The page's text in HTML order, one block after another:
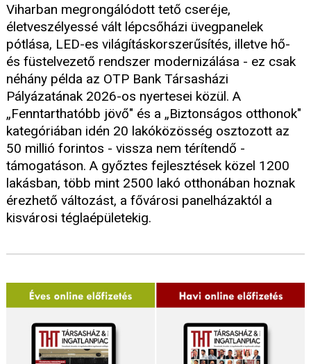
Viharban megrongálódott tető cseréje,
életveszélyessé vált lépcsőházi üvegpanelek
pótlása, LED-es világításkorszerűsítés, illetve hő-
és füstelvezető rendszer modernizálása - ez csak
néhány példa az OTP Bank Társasházi
Pályázatának 2026-os nyertesei közül. A
„Fenntarthatóbb jövő" és a „Biztonságos otthonok"
kategóriában idén 20 lakóközösség osztozott az
50 millió forintos - vissza nem térítendő -
támogatáson. A győztes fejlesztések közel 1200
lakásban, több mint 2500 lakó otthonában hoznak
érezhető változást, a fővárosi panelházaktól a
kisvárosi téglaépületekig.